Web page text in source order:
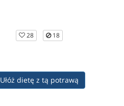
28 18
Ułóż dietę z tą potrawą